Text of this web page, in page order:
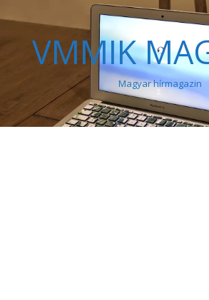
VMMIK
Magyar hírmagazin